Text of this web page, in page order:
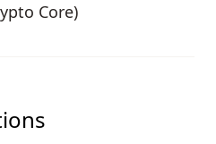
Core)